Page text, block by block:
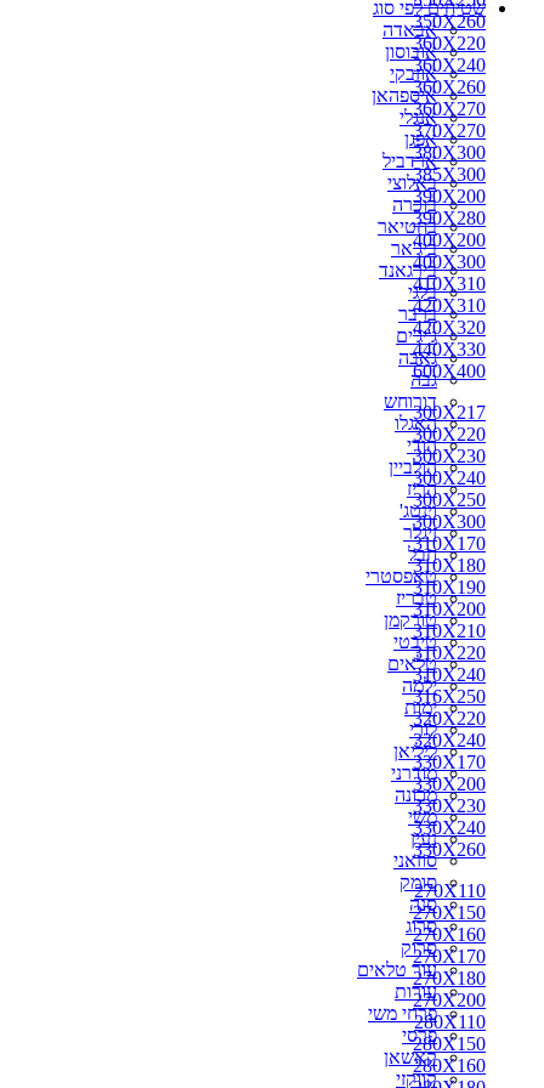
שטיחים לפי סוג
אבאדה
אובוסון
אוזבקי
איספהאן
אנגלי
אפגן
ארדביל
באלוצי
בוכרה
בחטיאר
ביג'אר
בירגאנד
בלגי
ברבר
ג'יג'ים
גאבה
גבה
דורוחש
האגלו
הודי
הולביין
הריז
וינטג'
זיגלר
חבל
טאפסטרי
טבריז
טורקמן
טיבטי
טלאים
ילמה
ימות
לורי
ליליאן
מודרני
מכונה
משי
נעין
סוזאני
סומק
סנה
סרוג
סרוק
עור טלאים
עורות
פרחי משי
פרסי
קאשאן
קווקזי
350X260
360X220
360X240
360X260
360X270
370X270
380X300
385X300
390X200
390X280
400X200
400X300
410X310
420X310
420X320
440X330
600X400
300X217
300X220
300X230
300X240
300X250
300X300
310X170
310X180
310X190
310X200
310X210
310X220
310X240
316X250
320X220
320X240
330X170
330X200
330X230
330X240
330X260
270X110
270X150
270X160
270X170
270X180
270X200
280X110
280X150
280X160
270X150
270X160
270X170
270X200
280X160
280X180
280X200
290X180
300X180
310X190
310X210
350X250
360X220
360X260
370X270
400X300